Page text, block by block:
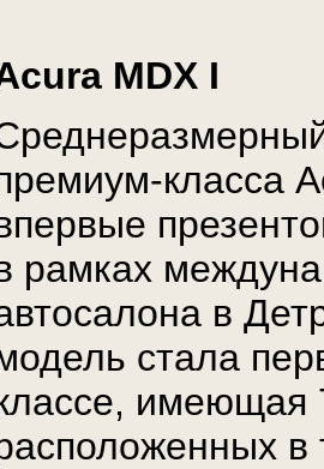
MDX I
класса
рамках
в
стала
имеющая
в